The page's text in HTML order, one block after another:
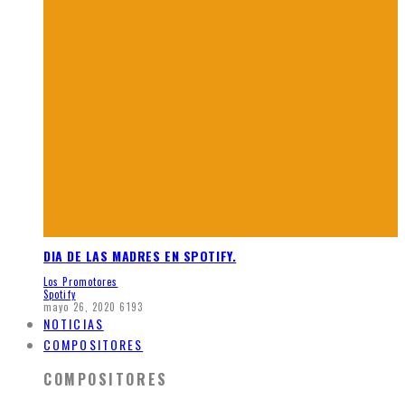
DIA DE LAS MADRES EN SPOTIFY.
Los Promotores
Spotify
mayo 26, 2020 6193
NOTICIAS
COMPOSITORES
COMPOSITORES